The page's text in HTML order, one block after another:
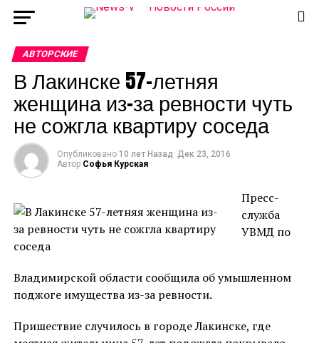
АВТОРСКИЕ
В Лакинске 57-летняя
женщина из-за ревности чуть
не сожгла квартиру соседа
Опубликовано 10 лет Назад Дек 23, 2016
Автор Софья Курская
Пресс-
служба
УВМД по
Владимирской области сообщила об умышленном
поджоге имущества из-за ревности.
Пришествие случилось в городе Лакинске, где